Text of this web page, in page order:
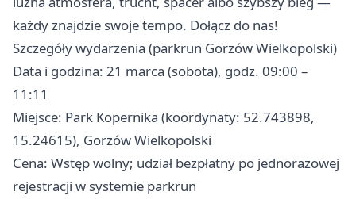
każdy znajdzie swoje tempo. Dołącz do nas!
Szczegóły wydarzenia (parkrun Gorzów Wielkopolski)
Data i godzina: 21 marca (sobota), godz. 09:00 –
11:11
Miejsce: Park Kopernika (koordynaty: 52.743898,
15.24615), Gorzów Wielkopolski
Cena: Wstęp wolny; udział bezpłatny po jednorazowej
rejestracji w systemie parkrun